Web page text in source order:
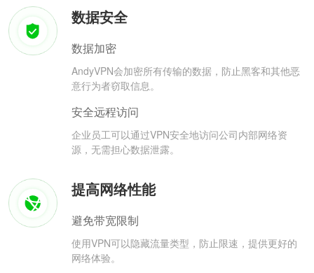
数据安全
数据加密
AndyVPN会加密所有传输的数据，防止黑客和其他恶
意行为者窃取信息。
安全远程访问
企业员工可以通过VPN安全地访问公司内部网络资
源，无需担心数据泄露。
提高网络性能
避免带宽限制
使用VPN可以隐藏流量类型，防止限速，提供更好的
网络体验。